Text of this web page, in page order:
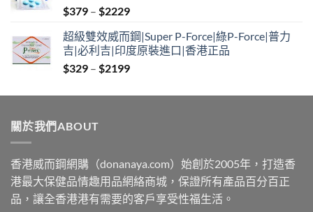
$379 – $2229Price
$379
through
$2229
超級雙效威而鋼|Super P-Force|綠P-Force|普力
吉|必利吉|印度原裝進口|香港正品
$329 – $2199Price
$329
關於我們ABOUT
香港威而鋼網購（donanaya.com）始創於2005年，打造香
港最大保健品情趣用品網絡商城，保證所有產品百分百正
品，讓全香港港有需要的客戶享受性福生活。